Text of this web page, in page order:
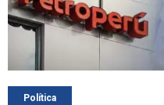
Política